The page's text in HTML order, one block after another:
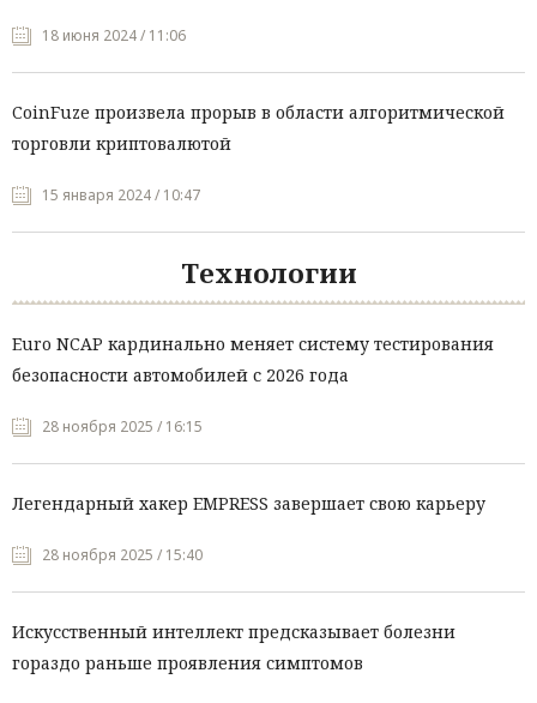
18 июня 2024 / 11:06
CoinFuze произвела прорыв в области алгоритмической
торговли криптовалютой
15 января 2024 / 10:47
Технологии
Euro NCAP кардинально меняет систему тестирования
безопасности автомобилей с 2026 года
28 ноября 2025 / 16:15
Легендарный хакер EMPRESS завершает свою карьеру
28 ноября 2025 / 15:40
Искусственный интеллект предсказывает болезни
гораздо раньше проявления симптомов